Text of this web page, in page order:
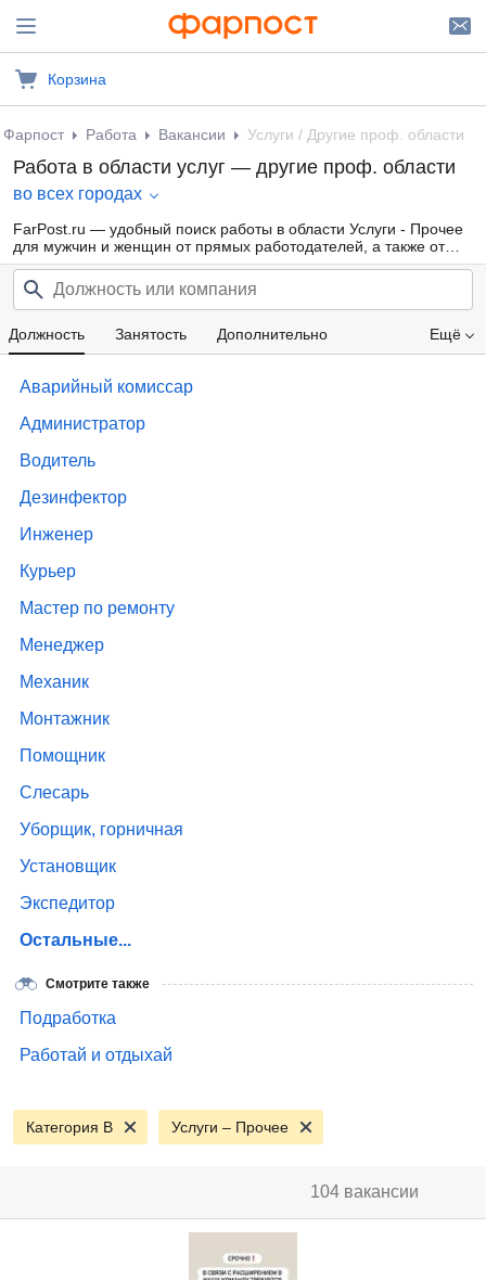
Корзина
Фарпост Работа Вакансии Услуги / Другие проф. области
Работа в области услуг — другие проф. области
во всех городах
FarPost.ru — удобный поиск работы в области Услуги - Прочее
для мужчин и женщин от прямых работодателей, а также от
кадровых агентств. Свежие вакансии каждый день.
Ещё
Должность Занятость Дополнительно
Зарплата
Аварийный комиссар
Администратор
Водитель
Дезинфектор
Инженер
Курьер
Мастер по ремонту
Менеджер
Механик
Монтажник
Помощник
Слесарь
Уборщик, горничная
Установщик
Экспедитор
Остальные...
Смотрите также
Подработка
Работай и отдыхай
Категория B Услуги – Прочее
104 вакансии